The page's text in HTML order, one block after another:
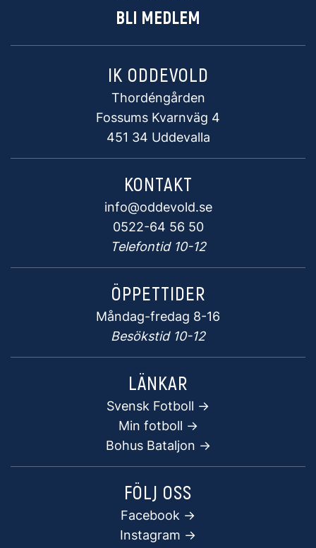
BLI MEDLEM
IK ODDEVOLD
Thordéngården
Fossums Kvarnväg 4
451 34 Uddevalla
KONTAKT
info@oddevold.se
0522-64 56 50
Telefontid 10-12
ÖPPETTIDER
Måndag-fredag 8-16
Besökstid 10-12
LÄNKAR
Svensk Fotboll ->
Min fotboll ->
Bohus Bataljon ->
FÖLJ OSS
Facebook ->
Instagram ->